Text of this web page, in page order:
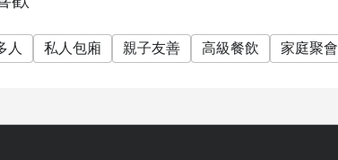
人 私人包廂 親子友善 高級餐飲 家庭聚會